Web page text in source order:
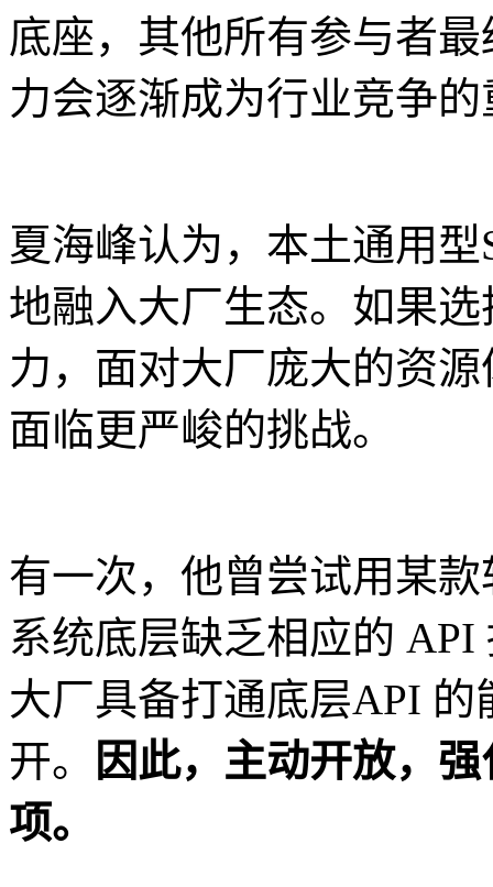
底座，其他所有参与者
力会逐渐成为行业竞争
夏海峰认为，本土通用
地融入大厂生态。如果
力，面对大厂庞大的资
面临更严峻的挑战。
有一次，他曾尝试用某
系统底层缺乏相应的
大厂具备打通底层API
开。
因此，主动开放，
项。